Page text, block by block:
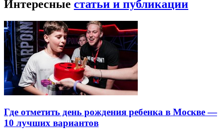
Интересные статьи и публикации
Где отметить день рождения ребенка в Москве —
10 лучших вариантов